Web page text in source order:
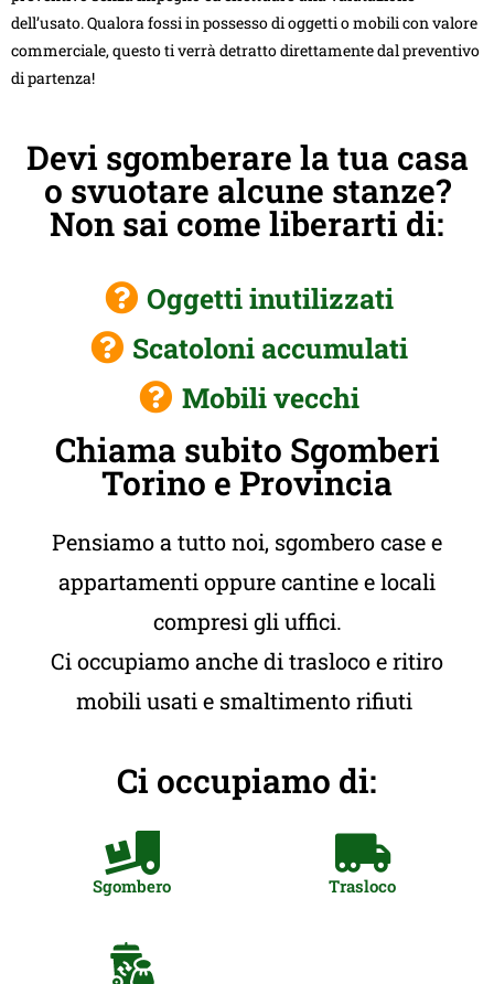
dell’usato. Qualora fossi in possesso di oggetti o mobili con valore
commerciale, questo ti verrà detratto direttamente dal preventivo
di partenza!
Devi sgomberare la tua casa
o svuotare alcune stanze?
Non sai come liberarti di:
Oggetti inutilizzati
Scatoloni accumulati
Mobili vecchi
Chiama subito Sgomberi
Torino e Provincia
Pensiamo a tutto noi, sgombero case e
appartamenti oppure cantine e locali
compresi gli uffici.
Ci occupiamo anche di trasloco e ritiro
mobili usati e smaltimento rifiuti
Ci occupiamo di:
Sgombero Trasloco